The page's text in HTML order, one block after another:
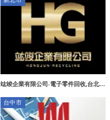
竑竣企業有限公司-電子零件回收,台北電
電子零件回收
台中市